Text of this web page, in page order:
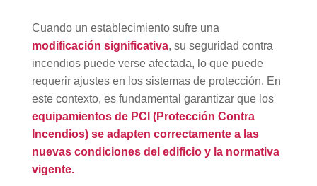
Cuando un establecimiento sufre una
modificación significativa, su seguridad contra
incendios puede verse afectada, lo que puede
requerir ajustes en los sistemas de protección. En
este contexto, es fundamental garantizar que los
equipamientos de PCI (Protección Contra
Incendios) se adapten correctamente a las
nuevas condiciones del edificio y la normativa
vigente.